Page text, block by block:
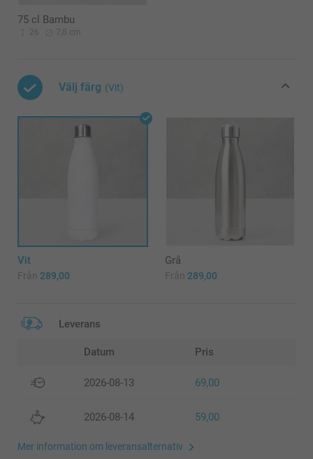
75 cl Bambu
26 7,8 cm
Välj färg (Vit)
Vit
Från 289,00
Grå
Från 289,00
Leverans
Datum Pris
2026-08-13 69,00
2026-08-14 59,00
Mer information om leveransalternativ